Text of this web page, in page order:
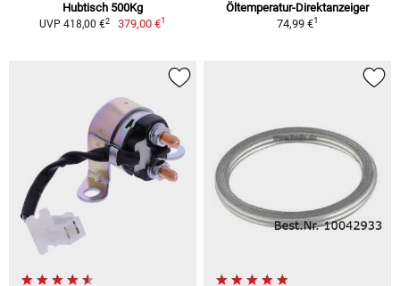
Hubtisch 500Kg
UVP 418,00 €2 379,00 €1
Öltemperatur-Direktanzeiger
74,99 €1